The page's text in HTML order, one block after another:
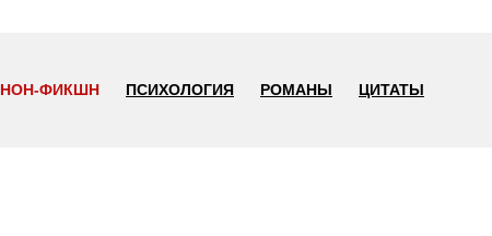
НОН-ФИКШН ПСИХОЛОГИЯ РОМАНЫ ЦИТАТЫ